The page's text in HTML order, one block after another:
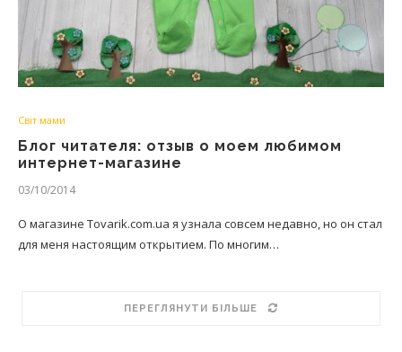
Світ мами
Блог читателя: отзыв о моем любимом
интернет-магазине
03/10/2014
О магазине Tovarik.com.ua я узнала совсем недавно, но он стал
для меня настоящим открытием. По многим…
ПЕРЕГЛЯНУТИ БІЛЬШЕ